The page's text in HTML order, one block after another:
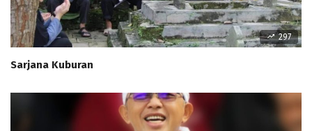
297
Sarjana Kuburan